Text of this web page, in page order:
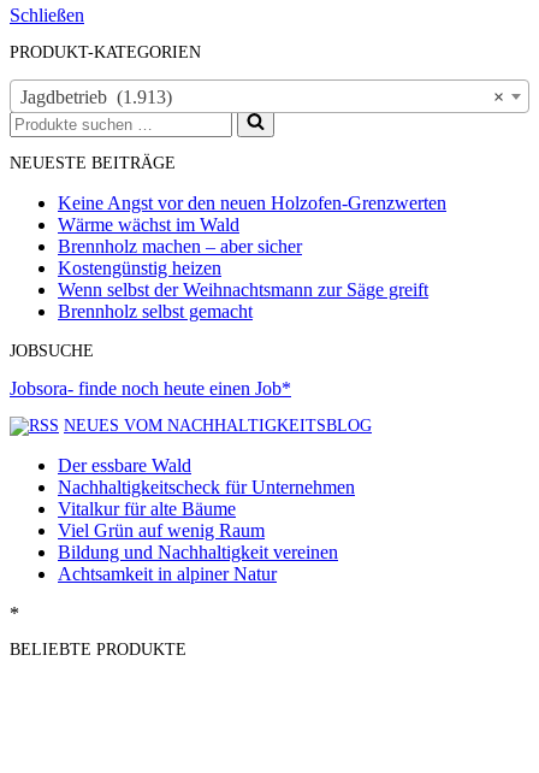
Schließen
PRODUKT-KATEGORIEN
×
Jagdbetrieb (1.913)
Suchen
nach …
NEUESTE BEITRÄGE
Keine Angst vor den neuen Holzofen-Grenzwerten
Wärme wächst im Wald
Brennholz machen – aber sicher
Kostengünstig heizen
Wenn selbst der Weihnachtsmann zur Säge greift
Brennholz selbst gemacht
JOBSUCHE
Jobsora- finde noch heute einen Job*
NEUES VOM NACHHALTIGKEITSBLOG
Der essbare Wald
Nachhaltigkeitscheck für Unternehmen
Vitalkur für alte Bäume
Viel Grün auf wenig Raum
Bildung und Nachhaltigkeit vereinen
Achtsamkeit in alpiner Natur
*
BELIEBTE PRODUKTE